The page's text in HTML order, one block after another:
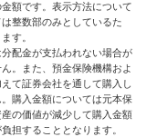
額です。表示方法について
整数部のみとしているた
す。
配金が支払われない場合が
。また、預金保険機構およ
て証券会社を通して購入し
購入金額については元本保
の価値が減少して購入金額
担することとなります。